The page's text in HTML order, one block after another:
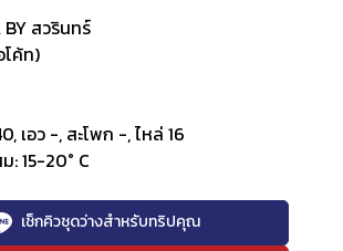
BY สวรินทร์
โค้ท)
เอว -, สะโพก -, ไหล่ 16
: 15-20° C
เช็กคิวชุดว่างสำหรับทริปคุณ